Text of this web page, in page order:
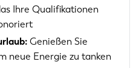
Ihre Qualifikationen
Genießen Sie
neue Energie zu tanken